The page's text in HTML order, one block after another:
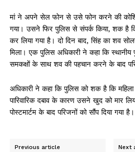
मां ने अपने सेल फोन से उसे फोन करने की
गया। उसने फिर पुलिस से संपर्क किया, शक है
कर लिया गया है। दो दिन बाद, सिंह का शव
मिला। एक पुलिस अधिकारी ने कहा कि
समकक्षों के साथ शव की पहचान करने के बाद
अधिकारी ने कहा कि पुलिस को शक है कि
पारिवारिक दबाव के कारण उसने खुद को मार
पोस्टमार्टम के बाद परिजनों को सौंप दिया गया है।
Previous article Next